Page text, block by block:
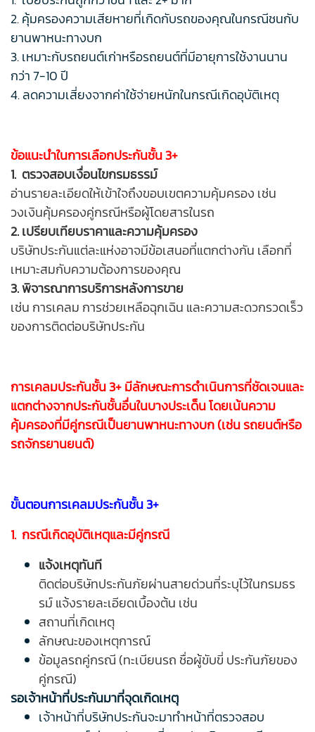
2. คุ้มครองความเสียหายที่เกิดกับรถของคุณในกรณีชนกับ
ยานพาหนะทางบก
3. เหมาะกับรถยนต์เก่าหรือรถยนต์ที่มีอายุการใช้งานนาน
กว่า 7-10 ปี
4. ลดความเสี่ยงจากค่าใช้จ่ายหนักในกรณีเกิดอุบัติเหตุ
ข้อแนะนำในการเลือกประกันชั้น 3+
1. ตรวจสอบเงื่อนไขกรมธรรม์
อ่านรายละเอียดให้เข้าใจถึงขอบเขตความคุ้มครอง เช่น
วงเงินคุ้มครองคู่กรณีหรือผู้โดยสารในรถ
2. เปรียบเทียบราคาและความคุ้มครอง
บริษัทประกันแต่ละแห่งอาจมีข้อเสนอที่แตกต่างกัน เลือกที่
เหมาะสมกับความต้องการของคุณ
3. พิจารณาการบริการหลังการขาย
เช่น การเคลม การช่วยเหลือฉุกเฉิน และความสะดวกรวดเร็ว
ของการติดต่อบริษัทประกัน
การเคลมประกันชั้น 3+ มีลักษณะการดำเนินการที่ชัดเจนและ
แตกต่างจากประกันชั้นอื่นในบางประเด็น โดยเน้นความ
คุ้มครองที่มีคู่กรณีเป็นยานพาหนะทางบก (เช่น รถยนต์หรือ
รถจักรยานยนต์)
ขั้นตอนการเคลมประกันชั้น 3+
1. กรณีเกิดอุบัติเหตุและมีคู่กรณี
แจ้งเหตุทันที
ติดต่อบริษัทประกันภัยผ่านสายด่วนที่ระบุไว้ในกรมธร
รม์ แจ้งรายละเอียดเบื้องต้น เช่น
สถานที่เกิดเหตุ
ลักษณะของเหตุการณ์
ข้อมูลรถคู่กรณี (ทะเบียนรถ ชื่อผู้ขับขี่ ประกันภัยของ
คู่กรณี)
รอเจ้าหน้าที่ประกันมาที่จุดเกิดเหตุ
เจ้าหน้าที่บริษัทประกันจะมาทำหน้าที่ตรวจสอบ